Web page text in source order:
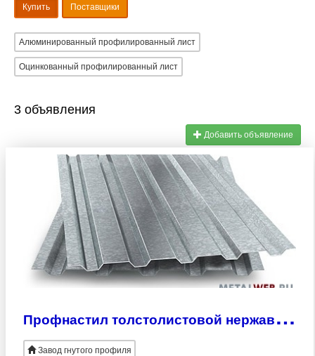
Купить Поставщики
Алюминированный профилированный лист
Оцинкованный профилированный лист
3 объявления
Добавить объявление
П
рофнастил толстолистовой нержавеющий толщиной до 1 мм.
Завод гнутого профиля